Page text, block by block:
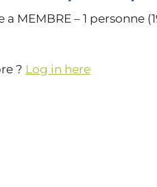
a MEMBRE – 1 personne
? Log in here